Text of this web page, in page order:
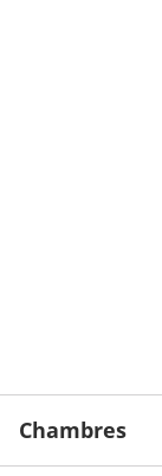
Chambres